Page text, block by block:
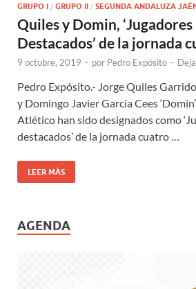
GRUPO I / GRUPO II / SEGUNDA ANDALUZA
Quiles y Domin,
Destacados’ de la jornada
9 octubre, 2019 - por Pedro Expósito -
Pedro Expósito.- Jorge Quiles
y Domingo Javier García Cees
Atlético han sido designados como
destacados’ de la jornada cuatro …
LEER MÁS
AGENDA